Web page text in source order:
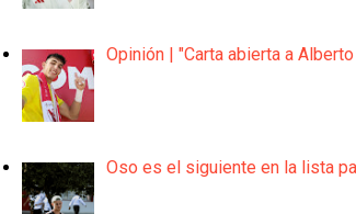
Opinión | "Carta abierta a
Oso es el siguiente en la lista